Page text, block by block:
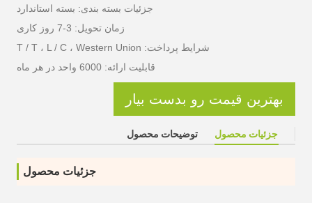
جزئیات بسته بندی: بسته استاندارد
زمان تحویل: 3-7 روز کاری
شرایط پرداخت: T / T ، L / C ، Western Union
قابلیت ارائه: 6000 واحد در هر ماه
بهترین قیمت رو بدست بیار
جزئیات محصول توضیحات محصول
جزئیات محصول